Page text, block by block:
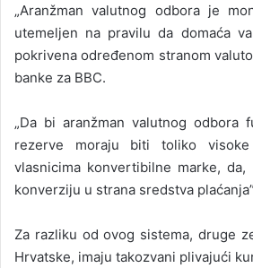
„Aranžman valutnog odbora je
utemeljen na pravilu da domaća
pokrivena određenom stranom
banke za BBC.
„Da bi aranžman valutnog odbora
rezerve moraju biti toliko
vlasnicima konvertibilne marke,
konverziju u strana sredstva
Za razliku od ovog sistema, druge
Hrvatske, imaju takozvani plivajući